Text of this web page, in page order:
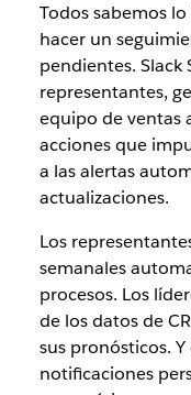
Todos sabemos
hacer un
pendientes. Slack
representantes,
equipo de ventas
acciones que
a las alertas
actualizaciones.
Los
semanales
procesos. Los
de los datos de
sus pronósticos.
notificaciones